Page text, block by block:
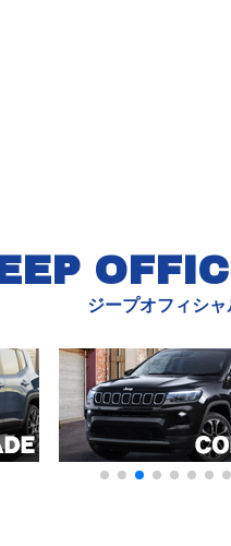
ジープオフィシャ